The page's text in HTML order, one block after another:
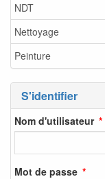
NDT
Nettoyage
Peinture
S'identifier
Nom d'utilisateur
Mot de passe